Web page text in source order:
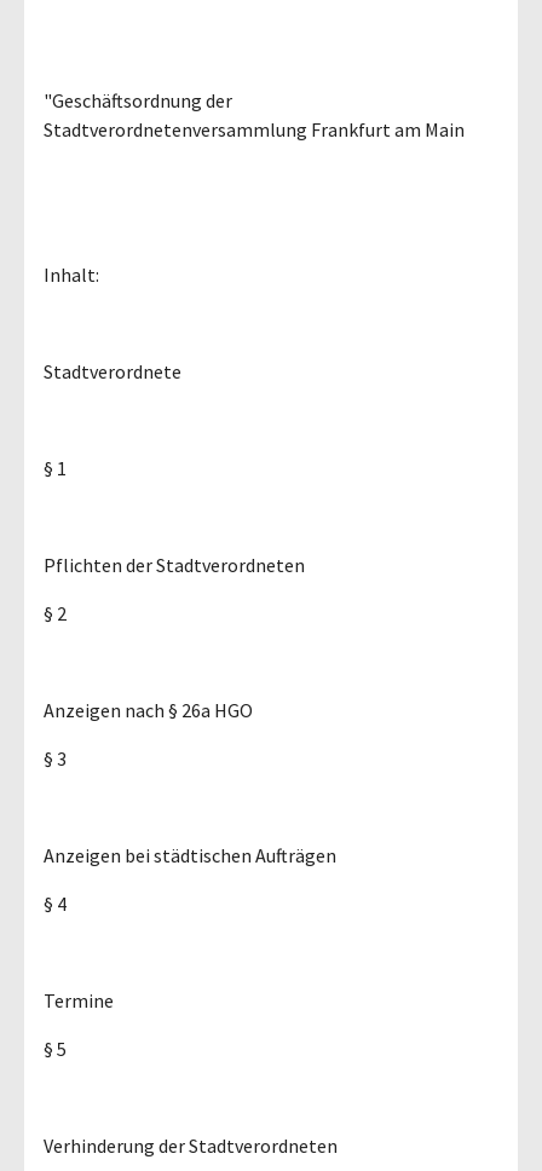
"Geschäftsordnung der
Stadtverordnetenversammlung Frankfurt am Main
Inhalt:
Stadtverordnete
§ 1
Pflichten der Stadtverordneten
§ 2
Anzeigen nach § 26a HGO
§ 3
Anzeigen bei städtischen Aufträgen
§ 4
Termine
§ 5
Verhinderung der Stadtverordneten